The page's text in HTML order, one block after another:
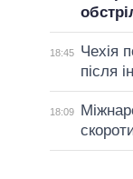
18:45
Чехія
після
18:09